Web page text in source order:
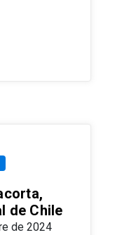
de Chile
de 2024